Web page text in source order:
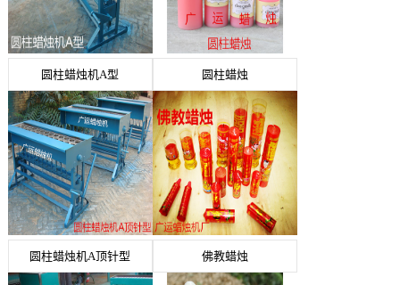
圆柱蜡烛机A型 圆柱蜡烛
圆柱蜡烛机A顶针型 佛教蜡烛